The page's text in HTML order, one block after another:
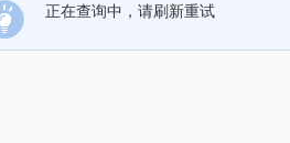
正在查询中，请刷新重试